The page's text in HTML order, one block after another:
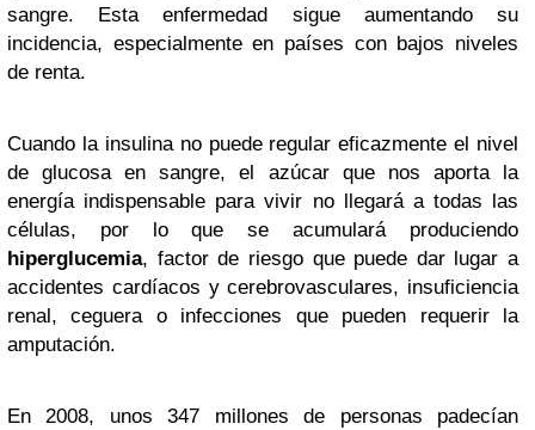
sangre. Esta enfermedad sigue aumentando su
incidencia, especialmente en países con bajos niveles
de renta.
Cuando la insulina no puede regular eficazmente el nivel
de glucosa en sangre, el azúcar que nos aporta la
energía indispensable para vivir no llegará a todas las
células, por lo que se acumulará produciendo
hiperglucemia, factor de riesgo que puede dar lugar a
accidentes cardíacos y cerebrovasculares, insuficiencia
renal, ceguera o infecciones que pueden requerir la
amputación.
En 2008, unos 347 millones de personas padecían